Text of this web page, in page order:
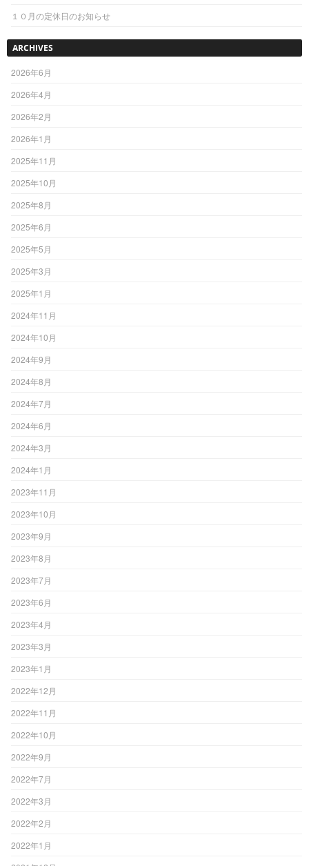
１０月の定休日のお知らせ
ARCHIVES
2026年6月
2026年4月
2026年2月
2026年1月
2025年11月
2025年10月
2025年8月
2025年6月
2025年5月
2025年3月
2025年1月
2024年11月
2024年10月
2024年9月
2024年8月
2024年7月
2024年6月
2024年3月
2024年1月
2023年11月
2023年10月
2023年9月
2023年8月
2023年7月
2023年6月
2023年4月
2023年3月
2023年1月
2022年12月
2022年11月
2022年10月
2022年9月
2022年7月
2022年3月
2022年2月
2022年1月